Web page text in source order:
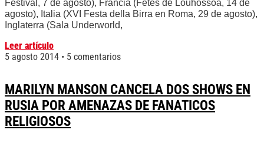
Festival, 7 de agosto), Francia (Fétes de Louhossoa, 14 de
agosto), Italia (XVI Festa della Birra en Roma, 29 de agosto),
Inglaterra (Sala Underworld,
Leer artículo
5 agosto 2014
5 comentarios
MARILYN MANSON CANCELA DOS SHOWS EN
RUSIA POR AMENAZAS DE FANATICOS
RELIGIOSOS